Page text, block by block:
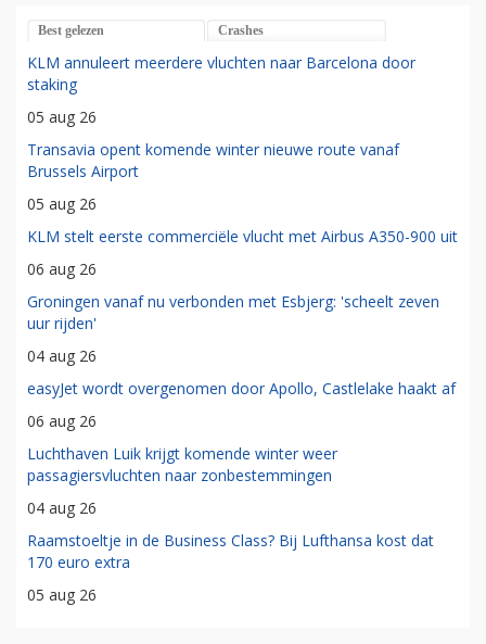
Best gelezen Crashes
KLM annuleert meerdere vluchten naar Barcelona door
staking
05 aug 26
Transavia opent komende winter nieuwe route vanaf
Brussels Airport
05 aug 26
KLM stelt eerste commerciële vlucht met Airbus A350-900 uit
06 aug 26
Groningen vanaf nu verbonden met Esbjerg: 'scheelt zeven
uur rijden'
04 aug 26
easyJet wordt overgenomen door Apollo, Castlelake haakt af
06 aug 26
Luchthaven Luik krijgt komende winter weer
passagiersvluchten naar zonbestemmingen
04 aug 26
Raamstoeltje in de Business Class? Bij Lufthansa kost dat
170 euro extra
05 aug 26